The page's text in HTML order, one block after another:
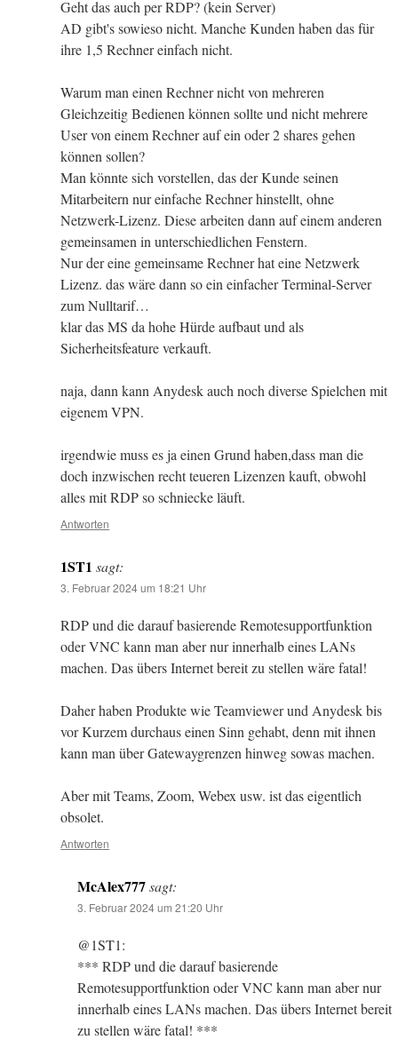
Geht das auch per RDP? (kein Server)
AD gibt's sowieso nicht. Manche Kunden haben das für
ihre 1,5 Rechner einfach nicht.
Warum man einen Rechner nicht von mehreren
Gleichzeitig Bedienen können sollte und nicht mehrere
User von einem Rechner auf ein oder 2 shares gehen
können sollen?
Man könnte sich vorstellen, das der Kunde seinen
Mitarbeitern nur einfache Rechner hinstellt, ohne
Netzwerk-Lizenz. Diese arbeiten dann auf einem anderen
gemeinsamen in unterschiedlichen Fenstern.
Nur der eine gemeinsame Rechner hat eine Netzwerk
Lizenz. das wäre dann so ein einfacher Terminal-Server
zum Nulltarif…
klar das MS da hohe Hürde aufbaut und als
Sicherheitsfeature verkauft.
naja, dann kann Anydesk auch noch diverse Spielchen mit
eigenem VPN.
irgendwie muss es ja einen Grund haben,dass man die
doch inzwischen recht teueren Lizenzen kauft, obwohl
alles mit RDP so schniecke läuft.
Antworten
1ST1 sagt:
3. Februar 2024 um 18:21 Uhr
RDP und die darauf basierende Remotesupportfunktion
oder VNC kann man aber nur innerhalb eines LANs
machen. Das übers Internet bereit zu stellen wäre fatal!
Daher haben Produkte wie Teamviewer und Anydesk bis
vor Kurzem durchaus einen Sinn gehabt, denn mit ihnen
kann man über Gatewaygrenzen hinweg sowas machen.
Aber mit Teams, Zoom, Webex usw. ist das eigentlich
obsolet.
Antworten
McAlex777sagt:
3. Februar 2024 um 21:20 Uhr
@1ST1:
*** RDP und die darauf basierende
Remotesupportfunktion oder VNC kann man aber nur
innerhalb eines LANs machen. Das übers Internet bereit
zu stellen wäre fatal! ***